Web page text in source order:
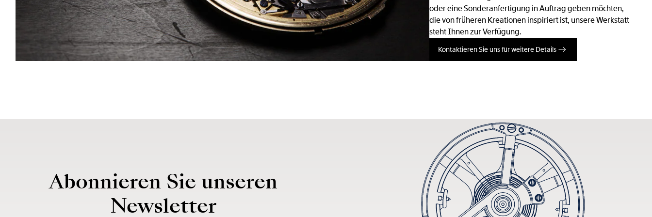
oder eine Sonderanfertigung in Auftrag geben möchten,
die von früheren Kreationen inspiriert ist, unsere Werkstatt
steht Ihnen zur Verfügung.
Kontaktieren Sie uns für weitere Details
Abonnieren Sie unseren
Newsletter